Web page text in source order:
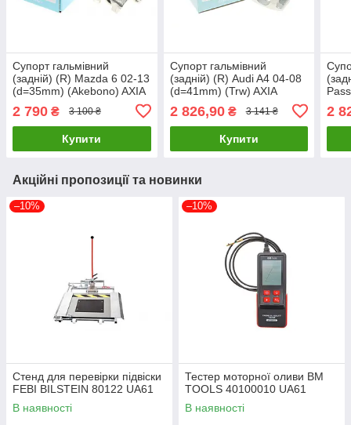
Супорт гальмівний
(задній) (R) Mazda 6 02-13
(d=35mm) (Akebono) AXIA
UA61
2 790 ₴ 3 100 ₴
Купити
Супорт гальмівний
(задній) (R) Audi A4 04-08
(d=41mm) (Trw) AXIA
UA61
2 826,90₴ 3 141 ₴
Купити
2
Акційні пропозиції та новинки
–10%
Стенд для перевірки підвіски
FEBI BILSTEIN 80122 UA61
В наявності
–10%
Тестер моторної оливи BM
TOOLS 40100010 UA61
В наявності